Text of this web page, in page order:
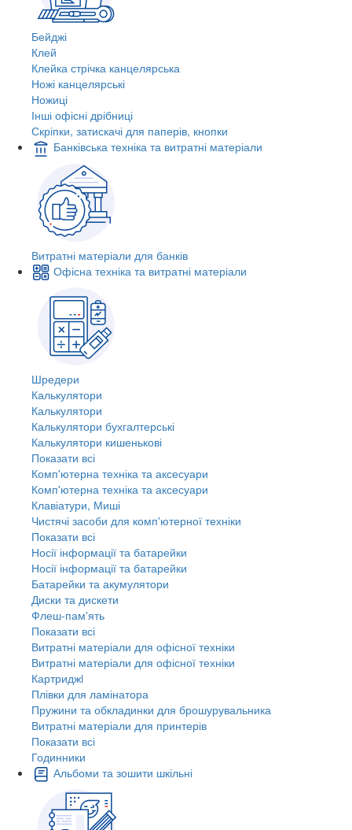
Бейджі
Клей
Клейка стрічка канцелярська
Ножі канцелярські
Ножиці
Інші офісні дрібниці
Скріпки, затискачі для паперів, кнопки
Банківська техніка та витратні матеріали
Витратні матеріали для банків
Офісна техніка та витратні матеріали
Шредери
Калькулятори
Калькулятори
Калькулятори бухгалтерські
Калькулятори кишенькові
Показати всі
Комп'ютерна техніка та аксесуари
Комп'ютерна техніка та аксесуари
Клавіатури, Миші
Чистячі засоби для комп'ютерної техніки
Показати всі
Носії інформації та батарейки
Носії інформації та батарейки
Батарейки та акумулятори
Диски та дискети
Флеш-пам'ять
Показати всі
Витратні матеріали для офісної техніки
Витратні матеріали для офісної техніки
Картриджi
Плівки для ламінатора
Пружини та обкладинки для брошурувальника
Витратні матеріали для принтерів
Показати всі
Годинники
Альбоми та зошити шкільні